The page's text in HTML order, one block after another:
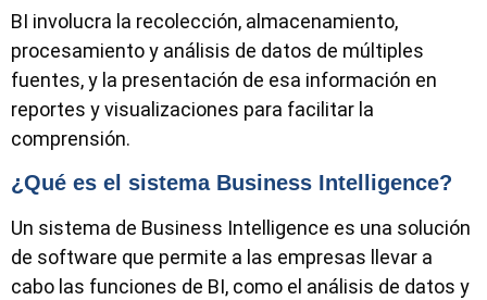
BI involucra la recolección, almacenamiento,
procesamiento y análisis de datos de múltiples
fuentes, y la presentación de esa información en
reportes y visualizaciones para facilitar la
comprensión.
¿Qué es el sistema Business Intelligence?
Un sistema de Business Intelligence es una solución
de software que permite a las empresas llevar a
cabo las funciones de BI, como el análisis de datos y